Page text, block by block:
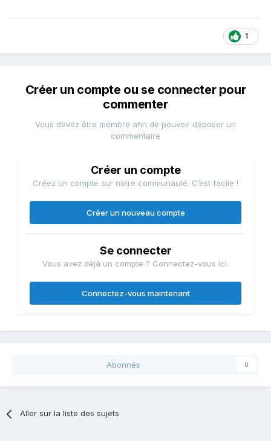
1
Créer un compte ou se connecter pour
commenter
Vous devez être membre afin de pouvoir déposer un
commentaire
Créer un compte
Créez un compte sur notre communauté. C’est facile !
Créer un nouveau compte
Se connecter
Vous avez déjà un compte ? Connectez-vous ici.
Connectez-vous maintenant
Abonnés 0
Aller sur la liste des sujets